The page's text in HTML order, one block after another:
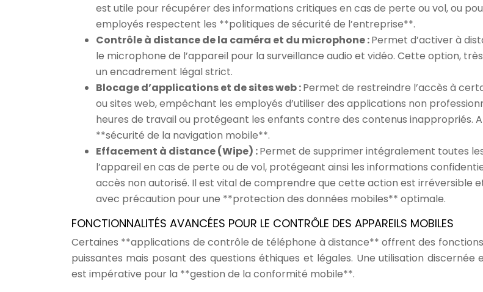
est utile pour récupérer des informations critiques en cas de perte ou vol, ou
employés respectent les **politiques de sécurité de l’entreprise**.
Contrôle à distance de la caméra et du microphone :Permet d’activer à
le microphone de l’appareil pour la surveillance audio et vidéo. Cette option,
un encadrement légal strict.
Blocage d’applications et de sites web :Permet de restreindre l’accès à
ou sites web, empêchant les employés d’utiliser des applications non
heures de travail ou protégeant les enfants contre des contenus inappropriés.
**sécurité de la navigation mobile**.
Effacement à distance (Wipe) :Permet de supprimer intégralement toutes
l’appareil en cas de perte ou de vol, protégeant ainsi les informations
accès non autorisé. Il est vital de comprendre que cette action est irréversible
avec précaution pour une **protection des données mobiles** optimale.
FONCTIONNALITÉS AVANCÉES POUR LE CONTRÔLE DES APPAREILS MOBILES
Certaines **applications de contrôle de téléphone à distance** offrent des fonctions
puissantes mais posant des questions éthiques et légales. Une utilisation
est impérative pour la **gestion de la conformité mobile**.